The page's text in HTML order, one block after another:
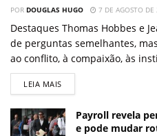
POR DOUGLAS HUGO 7 DE AGOSTO DE
Destaques Thomas Hobbes e
de perguntas semelhantes,
ao conflito, à compaixão, às
LEIA MAIS
Payroll revela
e pode mudar